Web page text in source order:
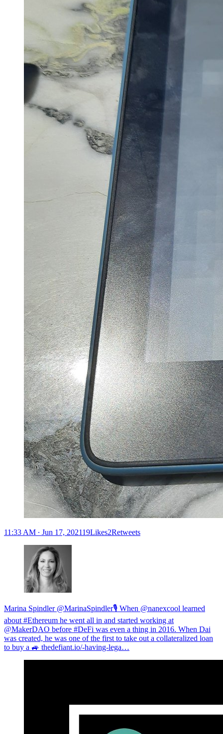
11:33 AM ∙ Jun 17, 202119Likes2Retweets
Marina Spindler @MarinaSpindler🎙 When ⁦@nanexcool⁩ learned
about #Ethereum he went all in and started working at
⁦@MakerDAO⁩ before #DeFi was even a thing in 2016. When Dai
was created, he was one of the first to take out a collateralized loan
to buy a 🚙 thedefiant.io/-having-lega…